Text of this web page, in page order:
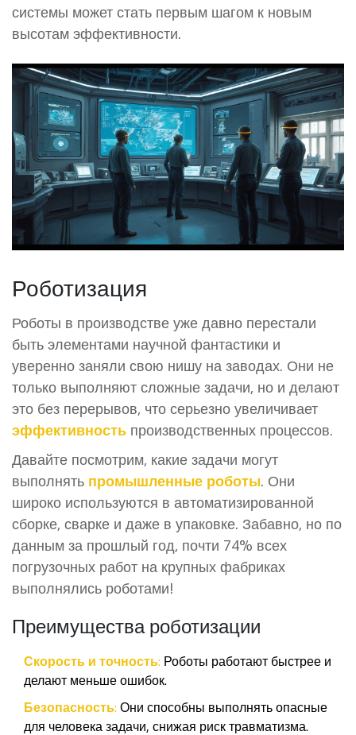
системы может стать первым шагом к новым
высотам эффективности.
Роботизация
Роботы в производстве уже давно перестали
быть элементами научной фантастики и
уверенно заняли свою нишу на заводах. Они не
только выполняют сложные задачи, но и делают
это без перерывов, что серьезно увеличивает
эффективность производственных процессов.
Давайте посмотрим, какие задачи могут
выполнять промышленные роботы. Они
широко используются в автоматизированной
сборке, сварке и даже в упаковке. Забавно, но по
данным за прошлый год, почти 74% всех
погрузочных работ на крупных фабриках
выполнялись роботами!
Преимущества роботизации
Скорость и точность: Роботы работают быстрее и
делают меньше ошибок.
Безопасность:Они способны выполнять опасные
для человека задачи, снижая риск травматизма.